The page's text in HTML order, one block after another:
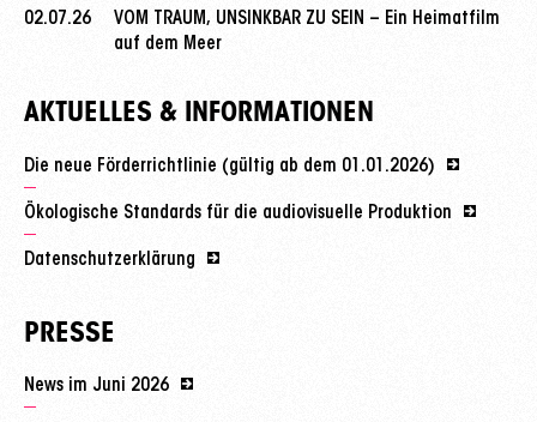
02.07.26
VOM TRAUM, UNSINKBAR ZU SEIN – Ein Heimatfilm
auf dem Meer
AKTUELLES & INFORMATIONEN
Die neue Förderrichtlinie (gültig ab dem 01.01.2026)
Ökologische Standards für die audiovisuelle Produktion
Datenschutzerklärung
PRESSE
News im Juni 2026